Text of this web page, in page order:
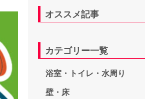
オススメ記事
カテゴリー一覧
浴室・トイレ・水周り
壁・床